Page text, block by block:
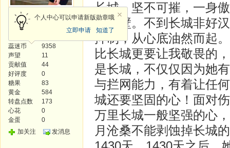
精灵王
个人中心可以申请新版勋章哦
立即申请
知道了
蕊迷币
9358
声望
11
贡献值
44
好评度
0
糖果
83
黄金
584
转盘点数
173
心花
0
金蛋
0
加关注
发消息
长城，坚不可摧，一身
漠戈壁。不到长城非好
抑制，从心底油然而起。
比长城更要让我敬畏的
是长城，不仅仅因为她
与拦网能力，有着让任
城还要坚固的心！面对
万里长城一般坚强的心
月沧桑不能剥蚀掉长城